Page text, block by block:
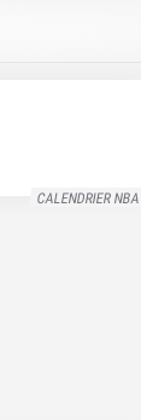
CALENDRIER NBA